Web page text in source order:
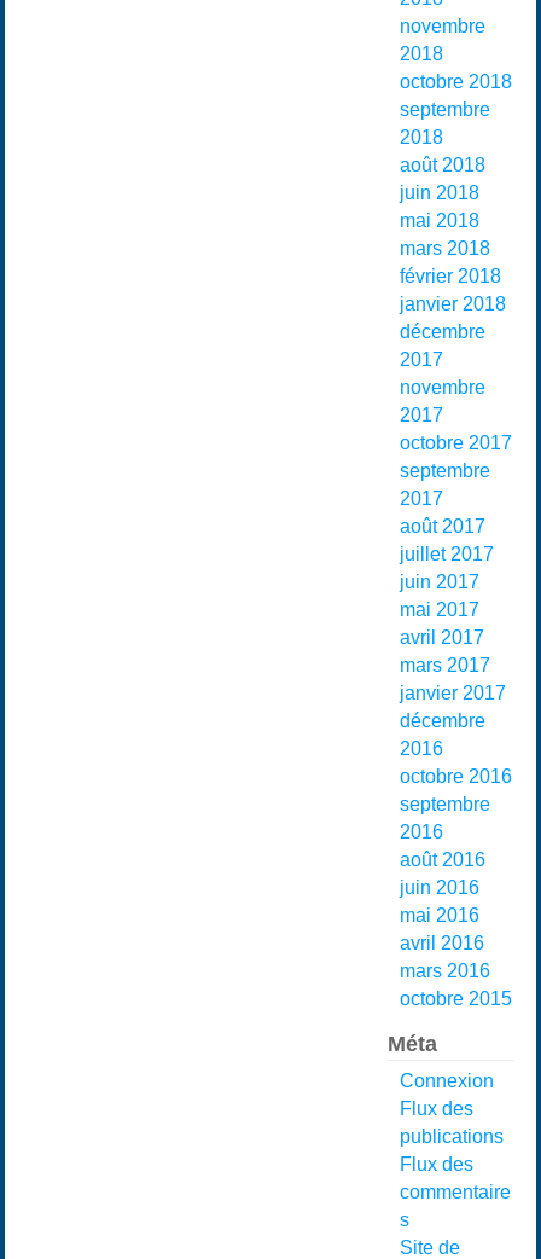
novembre
2018
octobre 2018
septembre
2018
août 2018
juin 2018
mai 2018
mars 2018
février 2018
janvier 2018
décembre
2017
novembre
2017
octobre 2017
septembre
2017
août 2017
juillet 2017
juin 2017
mai 2017
avril 2017
mars 2017
janvier 2017
décembre
2016
octobre 2016
septembre
2016
août 2016
juin 2016
mai 2016
avril 2016
mars 2016
octobre 2015
Méta
Connexion
Flux des
publications
Flux des
commentaire
s
Site de